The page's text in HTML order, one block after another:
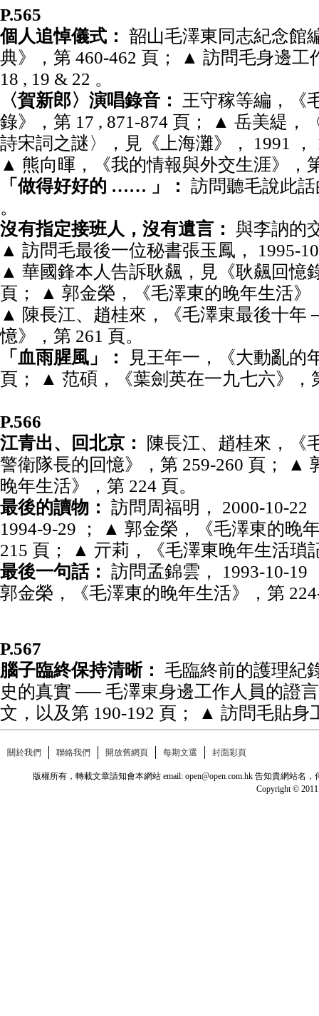
P.565
個人追悼儀式： 韶山毛澤東同志紀念館
典》，第 460-462 頁； ▲ 訪問毛身邊工
18 , 19 & 22 。
〈賀新郎〉演唱錄音： 王守稼等編，《
錄》，第 17 , 871-874 頁； ▲ 岳美緹，
詩宋詞之謎〉，見《上海灘》， 1991 ，
▲ 熊向暉，《我的情報與外交生涯》，
「做得好好的 …… 」： 訪問聽毛說此話
。
沒有指定接班人，沒有遺言： 與李訥的
▲ 訪問毛最後一位秘書張玉鳳， 1995-
▲ 華國鋒本人告訴耿飆，見《耿飆回憶
頁； ▲ 郭金榮，《毛澤東的晚年生活》
▲ 陳長江、趙桂來，《毛澤東最後十年
憶》，第 261 頁。
「血雨腥風」：
見王年一，《大動亂的
頁； ▲ 范碩，《葉劍英在一九七六》
P.566
江青出、回北京：
陳長江、趙桂來，《
警衛隊長的回憶》，第 259-260 頁； ▲
晚年生活》，第 224 頁。
最後的讀物： 訪問周福明， 2000-10-
1994-9-29 ； ▲ 郭金榮，《毛澤東的晚
215 頁； ▲ 亓莉，《毛澤東晚年生活瑣
最後一句話： 訪問孟錦雲， 1993-10-19
郭金榮，《毛澤東的晚年生活》，第
P.567
腦子臨終保持清晰： 毛臨終前的護理紀
史的真實 ── 毛澤東身邊工作人員的證
文，以及第 190-192 頁； ▲ 訪問毛貼身
關於我們 聯絡我們 開放舊網頁 每期文選 封面彩頁
版權所有，轉載文章請知會本網站 email: open@open.com.hk 告知貴網站
Copyright © 2011